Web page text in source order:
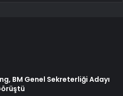
BM Genel Sekreterliği Adayı